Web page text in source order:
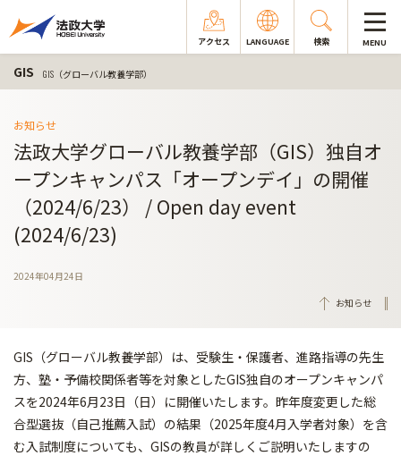
アクセス LANGUAGE 検索 MENU
GIS GIS（グローバル教養学部）
お知らせ
法政大学グローバル教養学部（GIS）独自オ
ープンキャンパス「オープンデイ」の開催
（2024/6/23） / Open day event
(2024/6/23)
2024年04月24日
お知らせ
GIS（グローバル教養学部）は、受験生・保護者、進路指導の先生
方、塾・予備校関係者等を対象としたGIS独自のオープンキャンパ
スを2024年6月23日（日）に開催いたします。昨年度変更した総
合型選抜（自己推薦入試）の結果（2025年度4月入学者対象）を含
む入試制度についても、GISの教員が詳しくご説明いたしますの